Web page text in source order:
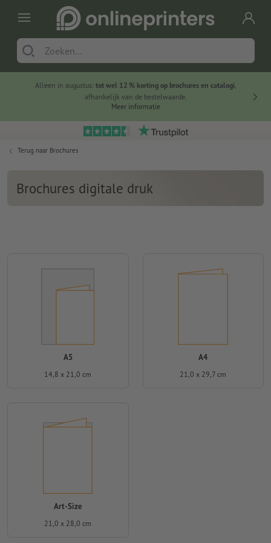
Alleen in augustus: tot wel 12 % korting op brochures en catalogi,
afhankelijk van de bestelwaarde.
Meer informatie
Terug naar Brochures
Brochures digitale druk
A5
14,8 x 21,0 cm
A4
21,0 x 29,7 cm
Art-Size
21,0 x 28,0 cm